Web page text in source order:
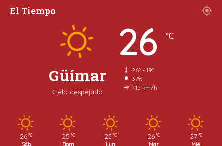
El Tiempo
Güímar
Cielo despejado
26 ℃
26º - 19º
37%
7.15 km/h
26 ℃
Sáb
25 ℃
Dom
25 ℃
Lun
26 ℃
Mar
27 ℃
Mié